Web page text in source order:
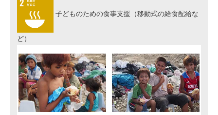
子どものための食事支援（移動式の給食配給な
ど）